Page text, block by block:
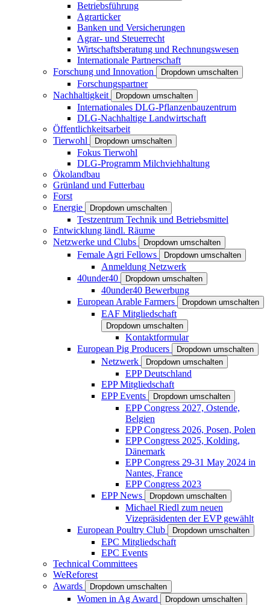
Betriebsführung
Agrarticker
Banken und Versicherungen
Agrar- und Steuerrecht
Wirtschaftsberatung und Rechnungswesen
Internationale Partnerschaft
Forschung und Innovation
Dropdown umschalten
Forschungspartner
Nachhaltigkeit
Dropdown umschalten
Internationales DLG-Pflanzenbauzentrum
DLG-Nachhaltige Landwirtschaft
Öffentlichkeitsarbeit
Tierwohl
Dropdown umschalten
Fokus Tierwohl
DLG-Programm Milchviehhaltung
Ökolandbau
Grünland und Futterbau
Forst
Energie
Dropdown umschalten
Testzentrum Technik und Betriebsmittel
Entwicklung ländl. Räume
Netzwerke und Clubs
Dropdown umschalten
Female Agri Fellows Dropdown umschalten
Anmeldung Netzwerk
40under40
Dropdown umschalten
40under40 Bewerbung
European Arable Farmers
Dropdown umschalten
EAF Mitgliedschaft
Dropdown umschalten
Kontaktformular
European Pig Producers
Dropdown umschalten
Netzwerk Dropdown umschalten
EPP Deutschland
EPP Mitgliedschaft
EPP Events
Dropdown umschalten
EPP Congress 2027, Ostende,
Belgien
EPP Congress 2026, Posen, Polen
EPP Congress 2025, Kolding,
Dänemark
EPP Congress 29-31 May 2024 in
Nantes, France
EPP Congress 2023
EPP News
Dropdown umschalten
Michael Riedl zum neuen
Vizepräsidenten der EVP gewählt
European Poultry Club
Dropdown umschalten
EPC Mitgliedschaft
EPC Events
Technical Committees
WeReforest
Awards
Dropdown umschalten
Women in Ag Award Dropdown umschalten